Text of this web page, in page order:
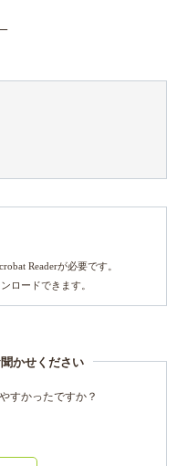
Readerが必要です。
ロードできます。
かせください
すかったですか？